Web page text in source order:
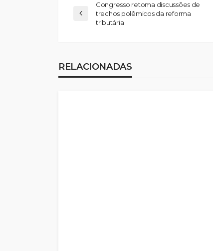
Congresso retoma discussões de
trechos polêmicos da reforma
tributária
RELACIONADAS